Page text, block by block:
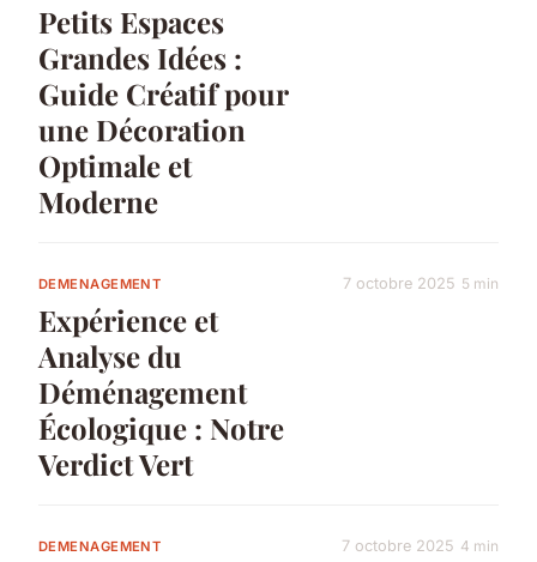
Petits Espaces
Grandes Idées :
Guide Créatif pour
une Décoration
Optimale et
Moderne
DEMENAGEMENT
Expérience et
Analyse du
Déménagement
Écologique : Notre
Verdict Vert
7 octobre 2025 5 min
DEMENAGEMENT 7 octobre 2025 4 min